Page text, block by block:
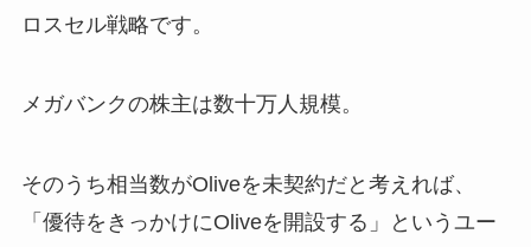
ロスセル戦略です。
メガバンクの株主は数十万人規模。
そのうち相当数がOliveを未契約だと考えれば、
「優待をきっかけにOliveを開設する」というユー